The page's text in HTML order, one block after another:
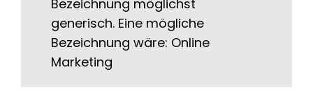
Bezeichnung möglichst
generisch. Eine mögliche
Bezeichnung wäre: Online
Marketing